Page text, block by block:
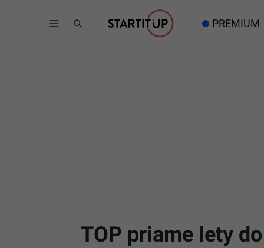
PREMIUM
TOP priame lety